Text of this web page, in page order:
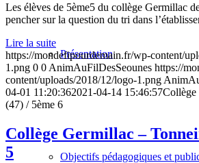
Présentation
Objectifs pédagogiques et
Les élèves de 5ème5 du collège Germillac
pencher sur la question du tri dans
Lire la suite
https://mondefipourdemain.fr/wp-content/
1.png 0 0 AnimAuFilDesSeounes https://
content/uploads/2018/12/logo-1.png
04-01 11:20:362021-04-14 15:46:57Collège
(47) / 5ème 6
Collège Germillac –
5